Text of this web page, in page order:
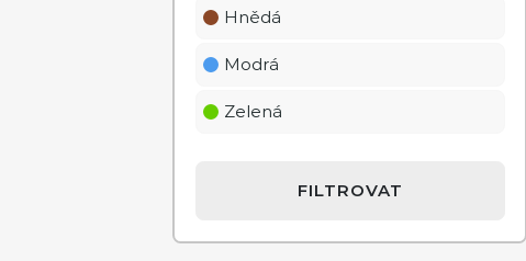
Hnědá
Modrá
Zelená
FILTROVAT